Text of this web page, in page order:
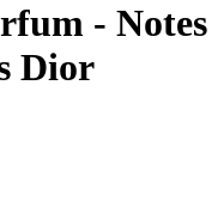
- Notes
Dior